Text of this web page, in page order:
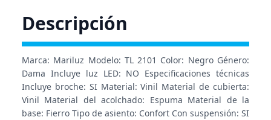
Descripción
Marca: Mariluz Modelo: TL 2101 Color: Negro Género:
Dama Incluye luz LED: NO Especificaciones técnicas
Incluye broche: SI Material: Vinil Material de cubierta:
Vinil Material del acolchado: Espuma Material de la
base: Fierro Tipo de asiento: Confort Con suspensión: SI